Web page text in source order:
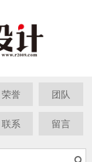
荣誉 团队
联系 留言